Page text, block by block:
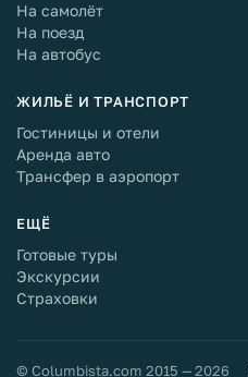
На самолёт
На поезд
На автобус
ЖИЛЬЁ И ТРАНСПОРТ
Гостиницы и отели
Аренда авто
Трансфер в аэропорт
ЕЩЁ
Готовые туры
Экскурсии
Страховки
© Columbista.com 2015 — 2026